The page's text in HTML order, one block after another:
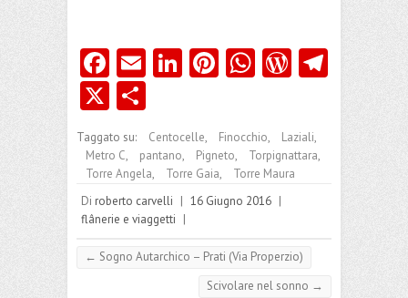
Fa
ce
b
o
o
k
E
l
Li
dI
n
Pi
es
t
W
A
p
p
W
Pr
es
X
o
n
di
vi
Taggato su: Centocelle, Finocchio, Laziali,
Metro C, pantano, Pigneto, Torpignattara,
Torre Angela, Torre Gaia,
Torre Maura
Di roberto carvelli | 16 Giugno 2016 |
flânerie e viaggetti |
← Sogno Autarchico – Prati (Via Properzio)
Scivolare nel sonno →